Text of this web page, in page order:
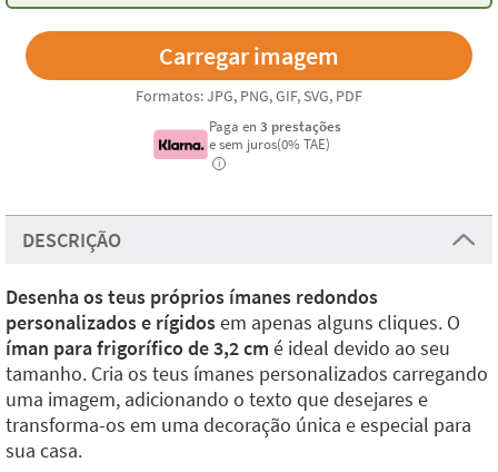
Formatos: JPG, PNG, GIF, SVG, PDF
Paga en3 prestações
e sem juros(0% TAE)
i
DESCRIÇÃO
Desenha os teus próprios ímanes redondos
personalizados e rígidosem apenas alguns cliques. O
íman para frigorífico de 3,2 cm é ideal devido ao seu
tamanho. Cria os teus ímanes personalizados carregando
uma imagem, adicionando o texto que desejares e
transforma-os em uma decoração única e especial para
sua casa.